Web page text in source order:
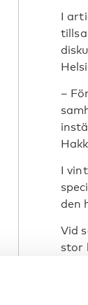
I
–
I
den
Vid
stor